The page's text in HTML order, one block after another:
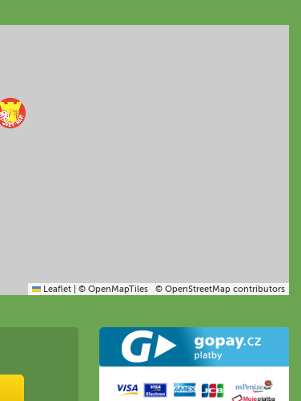
Leaflet © OpenMapTiles © OpenStreetMap contributors